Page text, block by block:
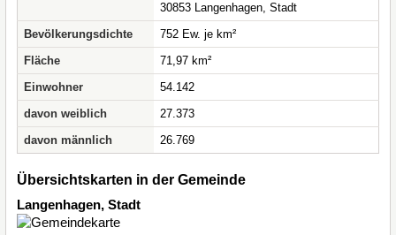
30853 Langenhagen, Stadt
Bevölkerungsdichte
752 Ew. je km²
Fläche
71,97 km²
Einwohner
54.142
davon weiblich
27.373
davon männlich
26.769
Übersichtskarten in der Gemeinde
Langenhagen, Stadt